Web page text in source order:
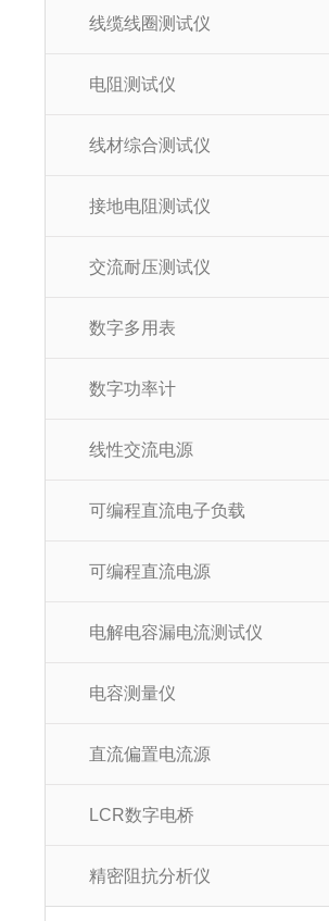
线缆线圈测试仪
电阻测试仪
线材综合测试仪
接地电阻测试仪
交流耐压测试仪
数字多用表
数字功率计
线性交流电源
可编程直流电子负载
可编程直流电源
电解电容漏电流测试仪
电容测量仪
直流偏置电流源
LCR数字电桥
精密阻抗分析仪